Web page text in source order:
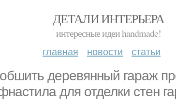
ДЕТАЛИ ИНТЕРЬЕРА
интересные идеи handmade!
главная новости статьи
деревянный гараж
для отделки стен